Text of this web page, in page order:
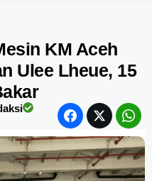
KM Aceh
Ulee Lheue, 15